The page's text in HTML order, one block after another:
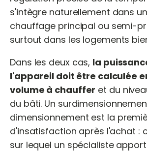
s'intègre naturellement dans
chauffage principal ou semi-
surtout dans les logements
Dans les deux cas, la
l'appareil doit être calculée
volume à chauffer et du
du bâti. Un
dimensionnement est la
d'insatisfaction après l'achat :
sur lequel un spécialiste